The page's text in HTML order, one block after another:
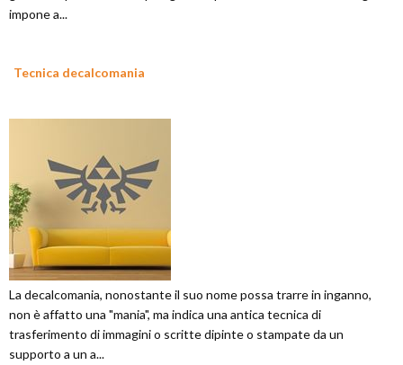
impone a...
Tecnica decalcomania
La decalcomania, nonostante il suo nome possa trarre in inganno,
non è affatto una "mania", ma indica una antica tecnica di
trasferimento di immagini o scritte dipinte o stampate da un
supporto a un a...